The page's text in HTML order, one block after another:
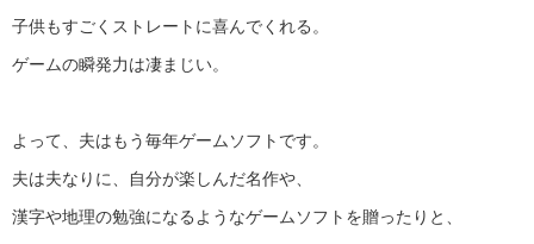
子供もすごくストレートに喜んでくれる。
ゲームの瞬発力は凄まじい。
よって、夫はもう毎年ゲームソフトです。
夫は夫なりに、自分が楽しんだ名作や、
漢字や地理の勉強になるようなゲームソフトを贈ったりと、